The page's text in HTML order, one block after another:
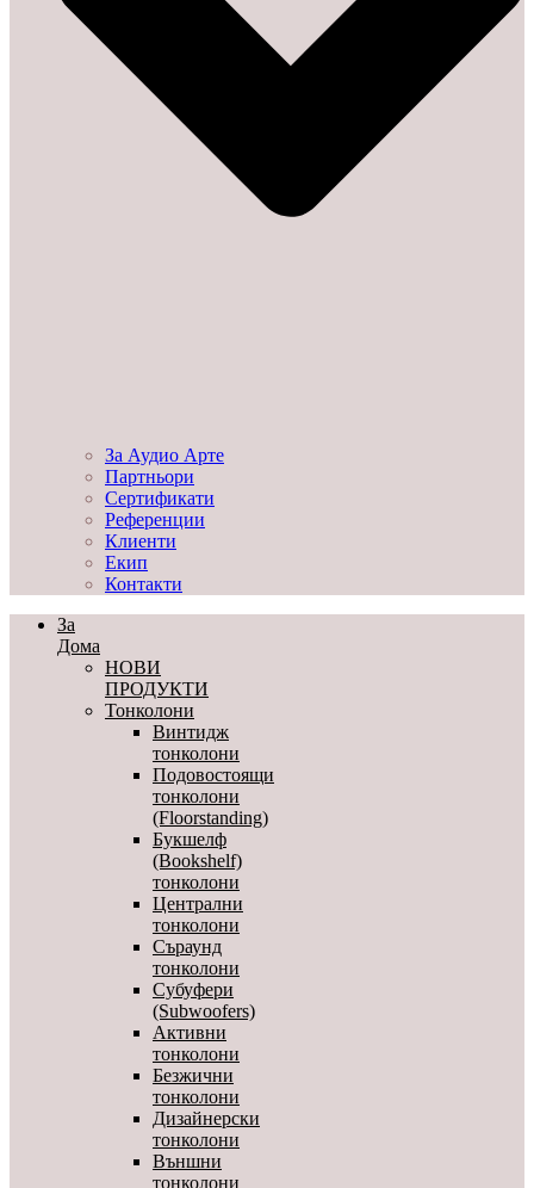
За Аудио Арте
Партньори
Сертификати
Референции
Клиенти
Екип
Контакти
За
Дома
НОВИ
ПРОДУКТИ
Тонколони
Винтидж
тонколони
Подовостоящи
тонколони
(Floorstanding)
Букшелф
(Bookshelf)
тонколони
Централни
тонколони
Съраунд
тонколони
Субуфери
(Subwoofers)
Активни
тонколони
Безжични
тонколони
Дизайнерски
тонколони
Външни
тонколони